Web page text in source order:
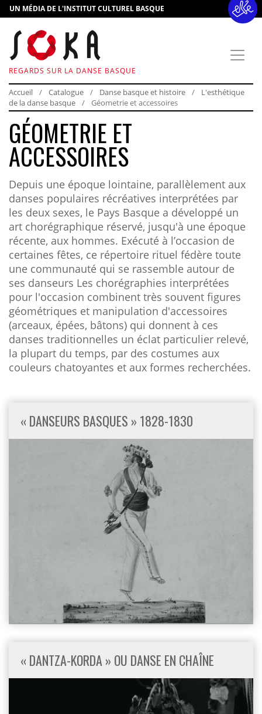
UN MÉDIA DE L'INSTITUT CULTUREL BASQUE
REGARDS SUR LA DANSE BASQUE
Accueil Catalogue Danse basque et histoire
L'esthétique
de la danse basque
Géometrie et accessoires
GÉOMETRIE ET
ACCESSOIRES
Depuis une époque lointaine, parallèlement aux
danses populaires récréatives interprétées par
les deux sexes, le Pays Basque a développé un
art chorégraphique réservé, jusqu'à une époque
récente, aux hommes. Exécuté à l’occasion de
certaines fêtes, ce répertoire rituel fédère toute
une communauté qui se rassemble autour de
ses danseurs Les chorégraphies interprétées
pour l'occasion combinent très souvent figures
géométriques et manipulation d'accessoires
(arceaux, épées, bâtons) qui donnent à ces
danses traditionnelles un éclat particulier relevé,
la plupart du temps, par des costumes aux
couleurs chatoyantes et aux formes recherchées.
« DANSEURS BASQUES » 1828-1830
« DANTZA-KORDA » OU DANSE EN CHAÎNE